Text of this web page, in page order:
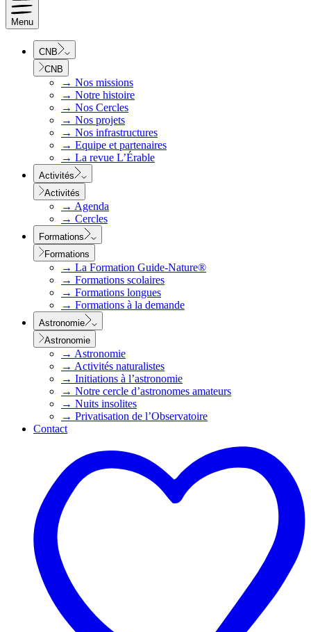
Menu
CNB
CNB
→ Nos missions
→ Notre histoire
→ Nos Cercles
→ Nos projets
→ Nos infrastructures
→ Equipe et partenaires
→ La revue L’Érable
Activités
Activités
→ Agenda
→ Cercles
Formations
Formations
→ La Formation Guide-Nature®
→ Formations scolaires
→ Formations longues
→ Formations à la demande
Astronomie
Astronomie
→ Astronomie
→ Activités naturalistes
→ Initiations à l’astronomie
→ Notre cercle d’astronomes amateurs
→ Nuits insolites
→ Privatisation de l’Observatoire
Contact